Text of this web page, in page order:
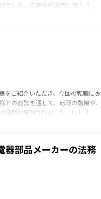
でした。応募先の選定に悩 […]
をご紹介いただき、今回の転職にお
の面談を通して、転職の動機や、
自然と解消されました。仕 […]
器部品メーカーの法務